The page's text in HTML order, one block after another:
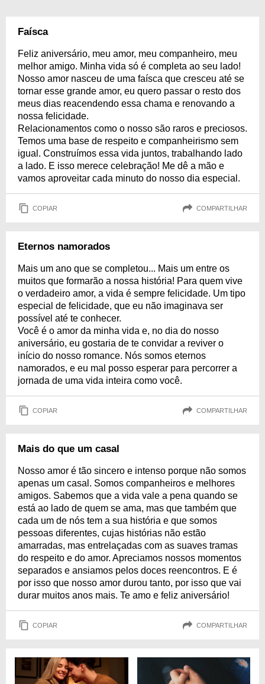
Faísca
Feliz aniversário, meu amor, meu companheiro, meu
melhor amigo. Minha vida só é completa ao seu lado!
Nosso amor nasceu de uma faísca que cresceu até se
tornar esse grande amor, eu quero passar o resto dos
meus dias reacendendo essa chama e renovando a
nossa felicidade.
Relacionamentos como o nosso são raros e preciosos.
Temos uma base de respeito e companheirismo sem
igual. Construímos essa vida juntos, trabalhando lado
a lado. E isso merece celebração! Me dê a mão e
vamos aproveitar cada minuto do nosso dia especial.
COPIAR COMPARTILHAR
Eternos namorados
Mais um ano que se completou... Mais um entre os
muitos que formarão a nossa história! Para quem vive
o verdadeiro amor, a vida é sempre felicidade. Um tipo
especial de felicidade, que eu não imaginava ser
possível até te conhecer.
Você é o amor da minha vida e, no dia do nosso
aniversário, eu gostaria de te convidar a reviver o
início do nosso romance. Nós somos eternos
namorados, e eu mal posso esperar para percorrer a
jornada de uma vida inteira como você.
COPIAR COMPARTILHAR
Mais do que um casal
Nosso amor é tão sincero e intenso porque não somos
apenas um casal. Somos companheiros e melhores
amigos. Sabemos que a vida vale a pena quando se
está ao lado de quem se ama, mas que também que
cada um de nós tem a sua história e que somos
pessoas diferentes, cujas histórias não estão
amarradas, mas entrelaçadas com as suaves tramas
do respeito e do amor. Apreciamos nossos momentos
separados e ansiamos pelos doces reencontros. E é
por isso que nosso amor durou tanto, por isso que vai
durar muitos anos mais. Te amo e feliz aniversário!
COPIAR COMPARTILHAR